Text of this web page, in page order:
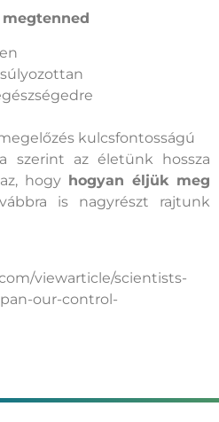
kulcsfontosságú
szerint az életünk hossza
hogy hogyan éljük meg
is nagyrészt rajtunk
viewarticle/scientists-
our-control-